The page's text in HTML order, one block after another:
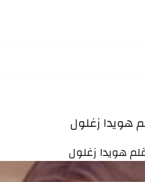
هويدا زغلول
هويدا زغلول